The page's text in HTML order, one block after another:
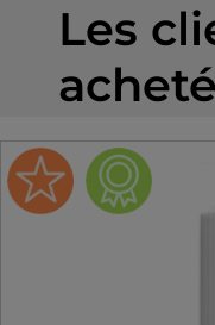
Les
acheté